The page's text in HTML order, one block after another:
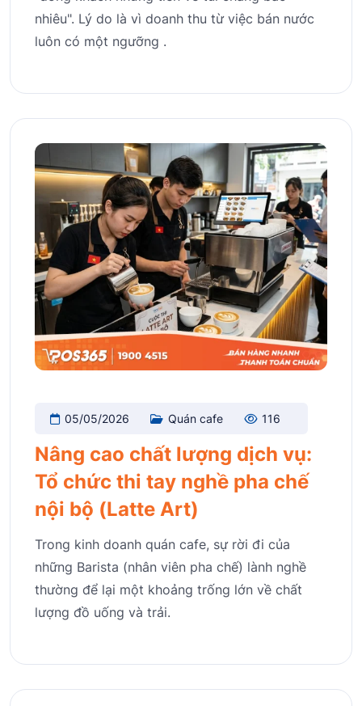
nhiêu". Lý do là vì doanh thu từ việc bán nước
luôn có một ngưỡng .
05/05/2026 Quán cafe 116
Nâng cao chất lượng dịch vụ:
Tổ chức thi tay nghề pha chế
nội bộ (Latte Art)
Trong kinh doanh quán cafe, sự rời đi của
những Barista (nhân viên pha chế) lành nghề
thường để lại một khoảng trống lớn về chất
lượng đồ uống và trải.